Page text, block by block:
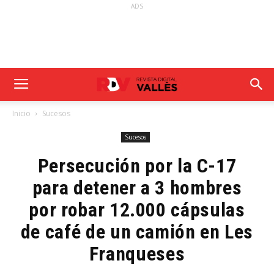
ADS
Inicio Sucesos
Sucesos
Persecución por la C-17
para detener a 3 hombres
por robar 12.000 cápsulas
de café de un camión en Les
Franqueses